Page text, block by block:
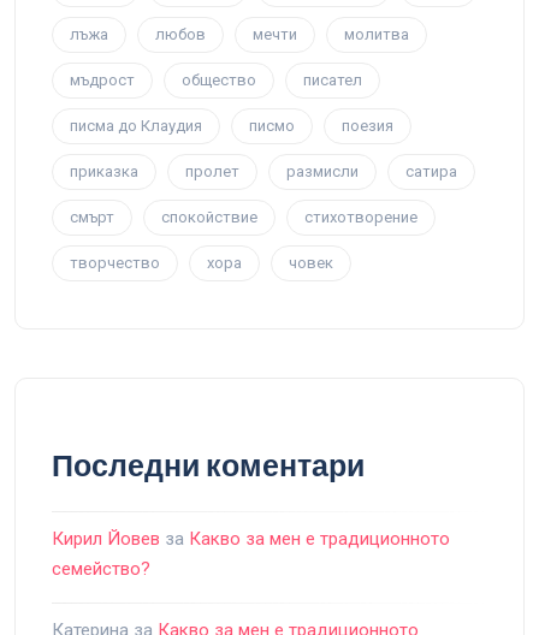
лъжа любов мечти молитва
мъдрост общество писател
писма до Клаудия писмо поезия
приказка пролет размисли сатира
смърт спокойствие стихотворение
творчество хора човек
Последни коментари
Кирил Йовев за Какво за мен е традиционното
семейство?
Катерина за Какво за мен е традиционното